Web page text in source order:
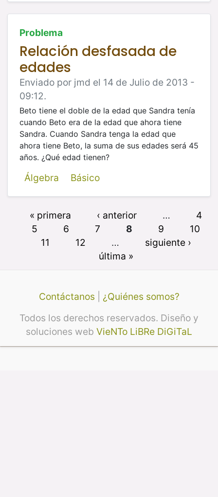
Problema
Relación desfasada de
edades
Enviado por jmd el 14 de Julio de 2013 -
09:12.
Beto tiene el doble de la edad que Sandra tenía
cuando Beto era de la edad que ahora tiene
Sandra. Cuando Sandra tenga la edad que
ahora tiene Beto, la suma de sus edades será 45
años. ¿Qué edad tienen?
Álgebra Básico
« primera ‹ anterior …
4
5
6 7 8 9
10
11
12 …
siguiente ›
última »
Contáctanos
¿Quiénes somos?
Todos los derechos reservados. Diseño y
soluciones web VieNTo LiBRe DiGiTaL